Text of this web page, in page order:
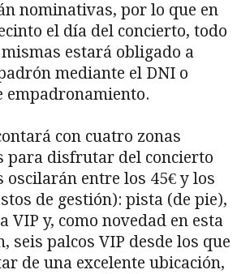
nominativas, por lo que en
el día del concierto, todo
estará obligado a
mediante el DNI o
empadronamiento.
con cuatro zonas
para disfrutar del concierto
oscilarán entre los 45€ y los
de gestión): pista (de pie),
VIP y, como novedad en esta
seis palcos VIP desde los que
de una excelente ubicación,